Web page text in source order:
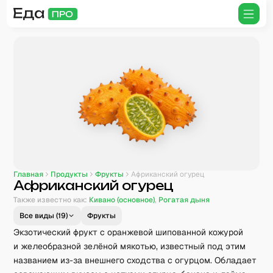
Главная Продукты Фрукты Африканский огурец
Африканский огурец
Также известно как: Кивано (основное), Рогатая дыня
Все виды (19) Фрукты
Экзотический фрукт с оранжевой шипованной кожурой
и желеобразной зелёной мякотью, известный под этим
названием из-за внешнего сходства с огурцом. Обладает